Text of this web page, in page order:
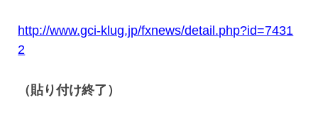
http://www.gci-klug.jp/fxnews/detail.php?id=7431
2
（貼り付け終了）